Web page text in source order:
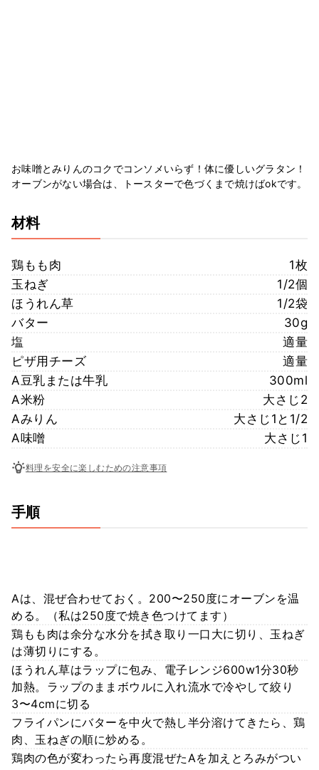
お味噌とみりんのコクでコンソメいらず！体に優しいグラタン！
オーブンがない場合は、トースターで色づくまで焼けばokです。
材料
鶏もも肉
1枚
玉ねぎ
1/2個
ほうれん草
1/2袋
バター
30g
塩
適量
ピザ用チーズ
適量
A豆乳または牛乳
300ml
A米粉
大さじ2
Aみりん
大さじ1と1/2
A味噌
大さじ1
料理を安全に楽しむための注意事項
手順
Aは、混ぜ合わせておく。200〜250度にオーブンを温
める。（私は250度で焼き色つけてます）
鶏もも肉は余分な水分を拭き取り一口大に切り、玉ねぎ
は薄切りにする。
ほうれん草はラップに包み、電子レンジ600w1分30秒
加熱。ラップのままボウルに入れ流水で冷やして絞り
3〜4cmに切る
フライパンにバターを中火で熱し半分溶けてきたら、鶏
肉、玉ねぎの順に炒める。
鶏肉の色が変わったら再度混ぜたAを加えとろみがつい